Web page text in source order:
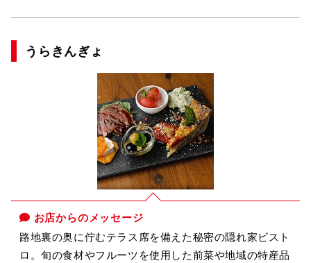
うらきんぎょ
お店からのメッセージ
路地裏の奥に佇むテラス席を備えた秘密の隠れ家ビスト
ロ。旬の食材やフルーツを使用した前菜や地域の特産品